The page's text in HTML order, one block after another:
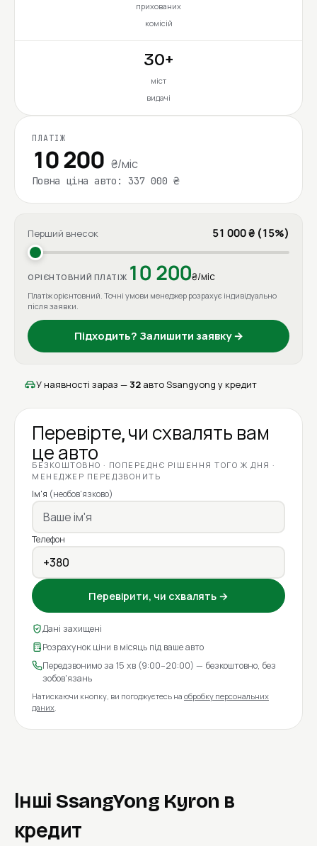
прихованих
комісій
30+
міст
видачі
ПЛАТІЖ
10 200 ₴/міс
Повна ціна авто: 337 000 ₴
Перший внесок 51 000 ₴ (15%)
ОРІЄНТОВНИЙ ПЛАТІЖ 10 200₴/міс
Платіж орієнтовний. Точні умови менеджер розрахує індивідуально
після заявки.
Підходить? Залишити заявку →
У наявності зараз — 32 авто Ssangyong у кредит
Перевірте, чи схвалять вам
це авто
БЕЗКОШТОВНО · ПОПЕРЕДНЄ РІШЕННЯ ТОГО Ж ДНЯ ·
МЕНЕДЖЕР ПЕРЕДЗВОНИТЬ
Ім'я (необов'язково)
Телефон
Перевірити, чи схвалять →
Дані захищені
Розрахунок ціни в місяць під ваше авто
Передзвонимо за 15 хв (9:00–20:00) — безкоштовно, без
зобов'язань
Натискаючи кнопку, ви погоджуєтесь на обробку персональних
даних.
Інші SsangYong Kyron в
кредит